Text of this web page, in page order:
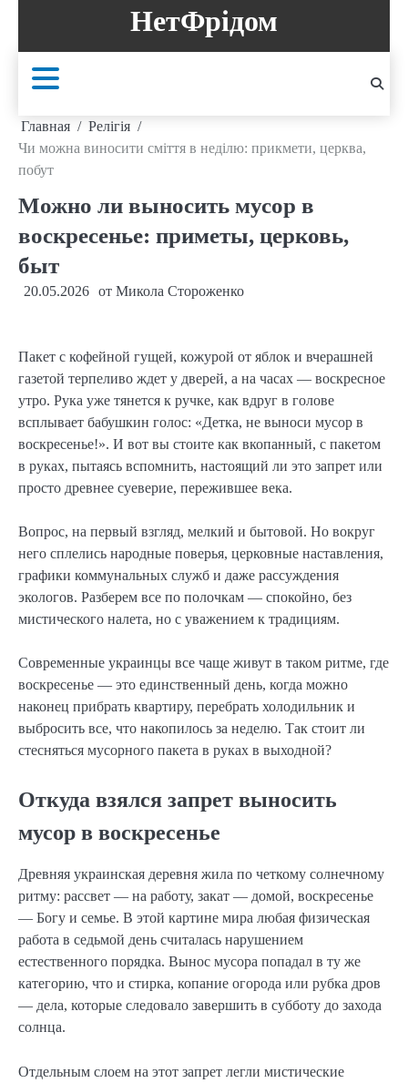
содержанию
НетФрідом
Главная
Релігія
Чи можна виносити сміття в неділю: прикмети, церква,
побут
Можно ли выносить мусор в
воскресенье: приметы, церковь,
быт
20.05.2026 от Микола Стороженко
Пакет с кофейной гущей, кожурой от яблок и вчерашней
газетой терпеливо ждет у дверей, а на часах — воскресное
утро. Рука уже тянется к ручке, как вдруг в голове
всплывает бабушкин голос: «Детка, не выноси мусор в
воскресенье!». И вот вы стоите как вкопанный, с пакетом
в руках, пытаясь вспомнить, настоящий ли это запрет или
просто древнее суеверие, пережившее века.
Вопрос, на первый взгляд, мелкий и бытовой. Но вокруг
него сплелись народные поверья, церковные наставления,
графики коммунальных служб и даже рассуждения
экологов. Разберем все по полочкам — спокойно, без
мистического налета, но с уважением к традициям.
Современные украинцы все чаще живут в таком ритме, где
воскресенье — это единственный день, когда можно
наконец прибрать квартиру, перебрать холодильник и
выбросить все, что накопилось за неделю. Так стоит ли
стесняться мусорного пакета в руках в выходной?
Откуда взялся запрет выносить
мусор в воскресенье
Древняя украинская деревня жила по четкому солнечному
ритму: рассвет — на работу, закат — домой, воскресенье
— Богу и семье. В этой картине мира любая физическая
работа в седьмой день считалась нарушением
естественного порядка. Вынос мусора попадал в ту же
категорию, что и стирка, копание огорода или рубка дров
— дела, которые следовало завершить в субботу до захода
солнца.
Отдельным слоем на этот запрет легли мистические